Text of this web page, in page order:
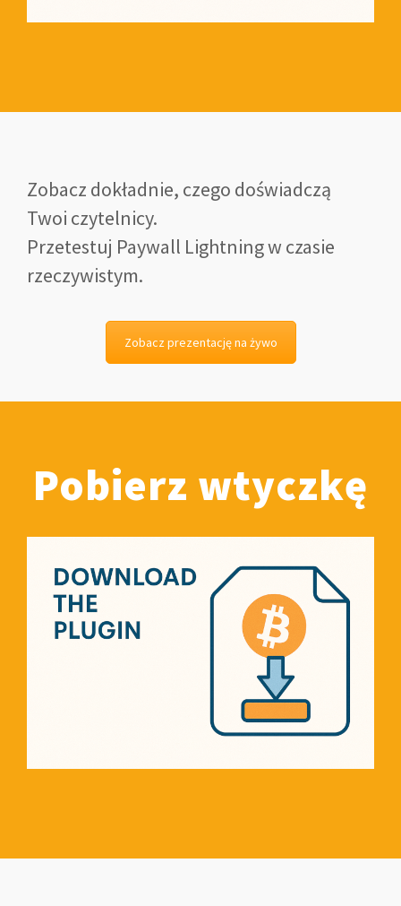
Zobacz dokładnie, czego doświadczą
Twoi czytelnicy.
Przetestuj Paywall Lightning w czasie
rzeczywistym.
Zobacz prezentację na żywo
Pobierz wtyczkę